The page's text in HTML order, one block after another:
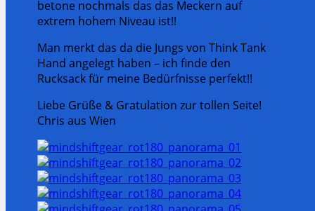
betone nochmals das das Meckern auf
extrem hohem Niveau ist!!
Man merkt das da die Jungs von Think Tank
Hand angelegt haben – ich finde den
Rucksack für meine Bedürfnisse perfekt!!
Liebe Grüße & Gratulation zur tollen Seite!
Chris aus Wien